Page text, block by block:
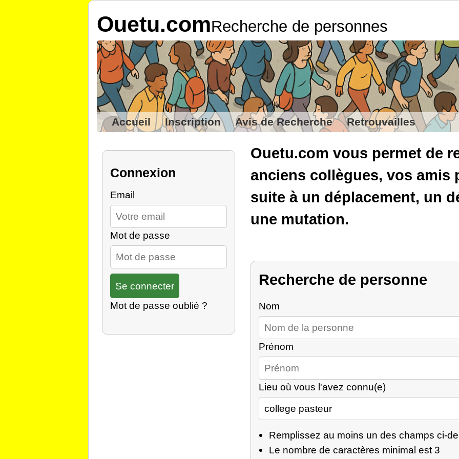
Ouetu.comRecherche de personnes
Accueil Inscription Avis de Recherche Retrouvailles
Connexion
Email
Mot de passe
Mot de passe oublié ?
Ouetu.com vous permet de
anciens collègues, vos amis
suite à un déplacement, un
une mutation.
Recherche de personne
Nom
Prénom
Lieu où vous l'avez connu(e)
Remplissez au moins un des champs ci-
Le nombre de caractères minimal est 3